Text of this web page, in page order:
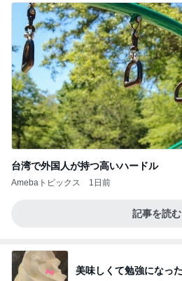
台湾で外国人が持つ高いハードル
Amebaトピックス 1日前
記事を読む
美味しくて勉強になっ